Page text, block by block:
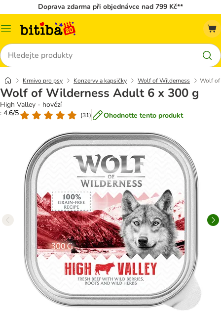
Doprava zdarma při objednávce nad 799 Kč**
Kategorie
Hledat
Krmivo pro psy Konzervy a kapsičky Wolf of Wilderness Wolf of
Wolf of Wilderness Adult 6 x 300 g
High Valley - hovězí
: 4.6/5
(31) Ohodnoťte tento produkt